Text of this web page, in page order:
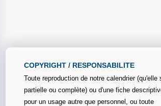
COPYRIGHT / RESPONSABILITE
Toute reproduction de notre calendrier (qu'elle
partielle ou complète) ou d'une fiche
pour un usage autre que personnel, ou toute